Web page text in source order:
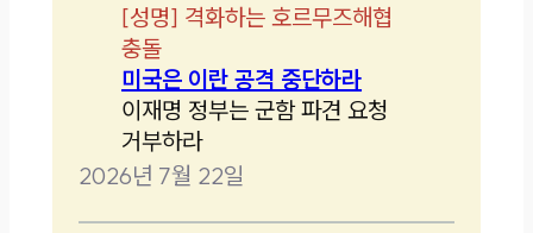
[성명] 격화하는 호르무즈해협
충돌
미국은 이란 공격 중단하라
이재명 정부는 군함 파견 요청
거부하라
2026년 7월 22일